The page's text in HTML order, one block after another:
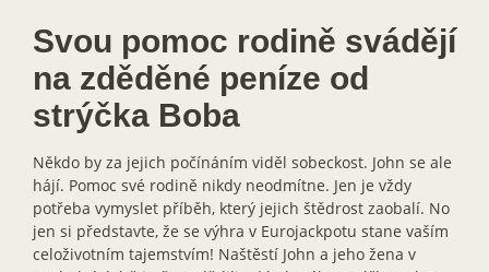
Svou pomoc rodině svádějí
na zděděné peníze od
strýčka Boba
Někdo by za jejich počínáním viděl sobeckost. John se ale
hájí. Pomoc své rodině nikdy neodmítne. Jen je vždy
potřeba vymyslet příběh, který jejich štědrost zaobalí. No
jen si představte, že se výhra v Eurojackpotu stane vaším
celoživotním tajemstvím! Naštěstí John a jeho žena v